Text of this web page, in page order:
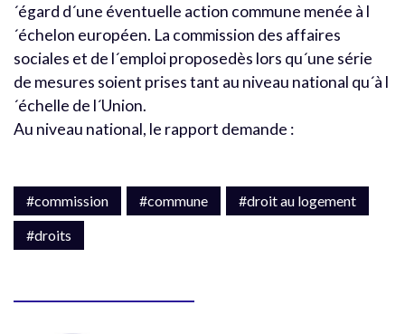
´égard d´une éventuelle action commune menée à l
´échelon européen. La commission des affaires
sociales et de l´emploi proposedès lors qu´une série
de mesures soient prises tant au niveau national qu´à l
´échelle de l´Union.
Au niveau national, le rapport demande :
#commission #commune
#droit au logement
#droits